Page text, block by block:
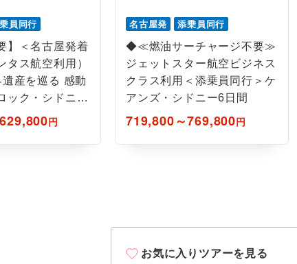
員同行
】＜名古屋発着
タス航空利用）
遺産を巡る 感動
ック・シドニー
円
名古屋発 添乗員同行
◆≪燃油サーチャージ不要≫
ジェットスター航空ビジネス
クラス利用＜添乗員同行＞ケ
アンズ・シドニー6日間
719,800～769,800円
お気に入りツアーを見る